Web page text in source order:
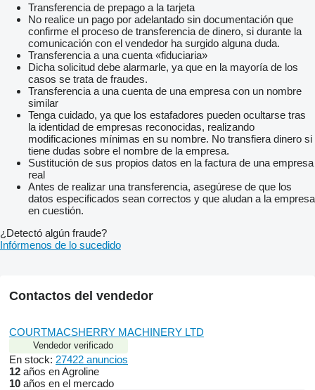
Transferencia de prepago a la tarjeta
No realice un pago por adelantado sin documentación que
confirme el proceso de transferencia de dinero, si durante la
comunicación con el vendedor ha surgido alguna duda.
Transferencia a una cuenta «fiduciaria»
Dicha solicitud debe alarmarle, ya que en la mayoría de los
casos se trata de fraudes.
Transferencia a una cuenta de una empresa con un nombre
similar
Tenga cuidado, ya que los estafadores pueden ocultarse tras
la identidad de empresas reconocidas, realizando
modificaciones mínimas en su nombre. No transfiera dinero si
tiene dudas sobre el nombre de la empresa.
Sustitución de sus propios datos en la factura de una empresa
real
Antes de realizar una transferencia, asegúrese de que los
datos especificados sean correctos y que aludan a la empresa
en cuestión.
¿Detectó algún fraude?
Infórmenos de lo sucedido
Contactos del vendedor
COURTMACSHERRY MACHINERY LTD
Vendedor verificado
En stock: 27422 anuncios
12 años en Agroline
10 años en el mercado